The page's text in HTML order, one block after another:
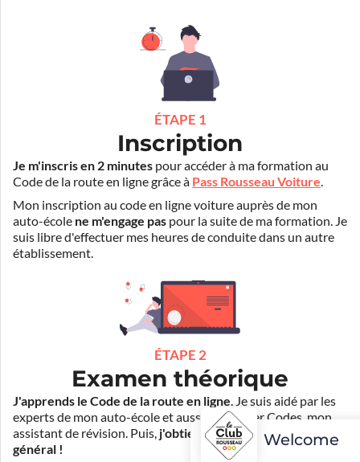
ÉTAPE 1
Inscription
Je m'inscris en 2 minutes pour accéder à ma formation au
Code de la route en ligne grâce à Pass Rousseau Voiture.
Mon inscription au code en ligne voiture auprès de mon
auto-école ne m'engage pas pour la suite de ma formation. Je
suis libre d'effectuer mes heures de conduite dans un autre
établissement.
ÉTAPE 2
Examen théorique
J'apprends le Code de la route en ligne. Je suis aidé par les
experts de mon auto-école et aussi par Mister Codes, mon
assistant de révision. Puis, j'obtiens l'examen théorique
général !
Welcome